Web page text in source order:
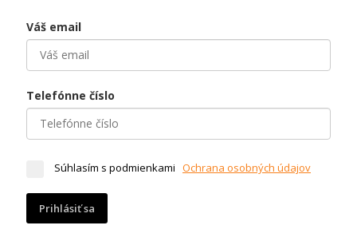
Váš email
Telefónne číslo
Súhlasím s podmienkami Ochrana osobných údajov
Prihlásiť sa